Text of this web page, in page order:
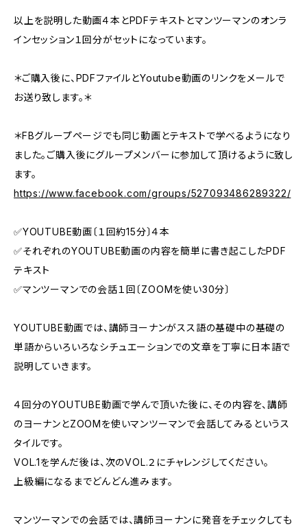
以上を説明した動画４本とPDFテキストとマンツーマンのオンラ
インセッション１回分がセットになっています。
＊ご購入後に、PDFファイルとYoutube動画のリンクをメールで
お送り致します。＊
＊FBグループページでも同じ動画とテキストで学べるようになり
ました。ご購入後にグループメンバーに参加して頂けるように致し
ます。
https://www.facebook.com/groups/527093486289322/
✅YOUTUBE動画〔１回約15分〕４本
✅それぞれのYOUTUBE動画の内容を簡単に書き起こしたPDF
テキスト
✅マンツーマンでの会話１回〔ZOOMを使い30分〕
YOUTUBE動画では、講師ヨーナンがスス語の基礎中の基礎の
単語からいろいろなシチュエーションでの文章を丁寧に日本語で
説明していきます。
４回分のYOUTUBE動画で学んで頂いた後に、その内容を、講師
のヨーナンとZOOMを使いマンツーマンで会話してみるというス
タイルです。
VOL.1を学んだ後は、次のVOL.２にチャレンジしてください。
上級編になるまでどんどん進みます。
マンツーマンでの会話では、講師ヨーナンに発音をチェックしても